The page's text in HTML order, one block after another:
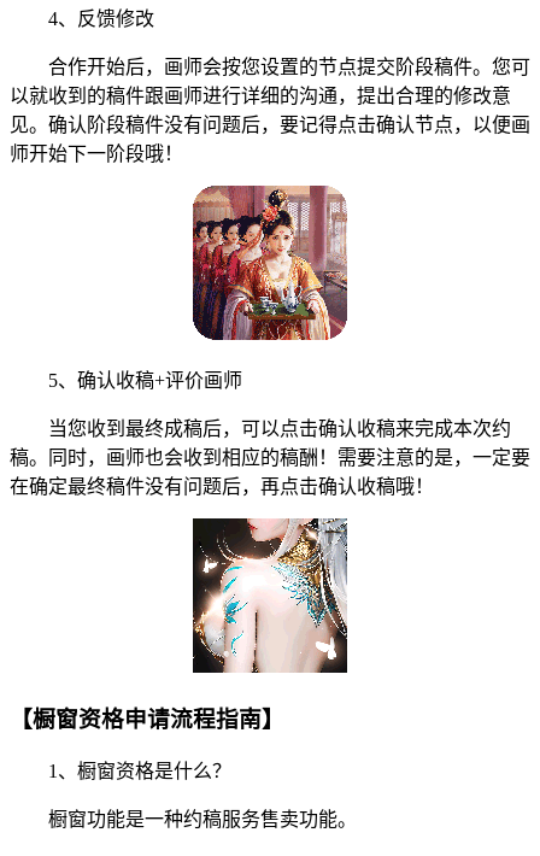
4、反馈修改
合作开始后，画师会按您设置的节点提交阶段稿件。您可
以就收到的稿件跟画师进行详细的沟通，提出合理的修改意
见。确认阶段稿件没有问题后，要记得点击确认节点，以便画
师开始下一阶段哦！
5、确认收稿+评价画师
当您收到最终成稿后，可以点击确认收稿来完成本次约
稿。同时，画师也会收到相应的稿酬！需要注意的是，一定要
在确定最终稿件没有问题后，再点击确认收稿哦！
【橱窗资格申请流程指南】
1、橱窗资格是什么？
橱窗功能是一种约稿服务售卖功能。